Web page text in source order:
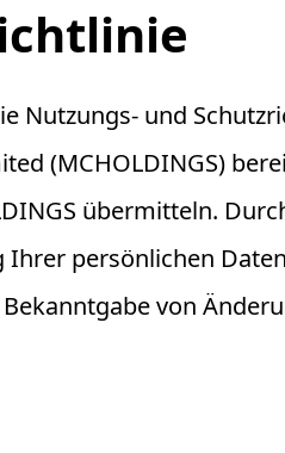
Nutzungs- und
(MCHOLDINGS)
übermitteln.
persönlichen
von